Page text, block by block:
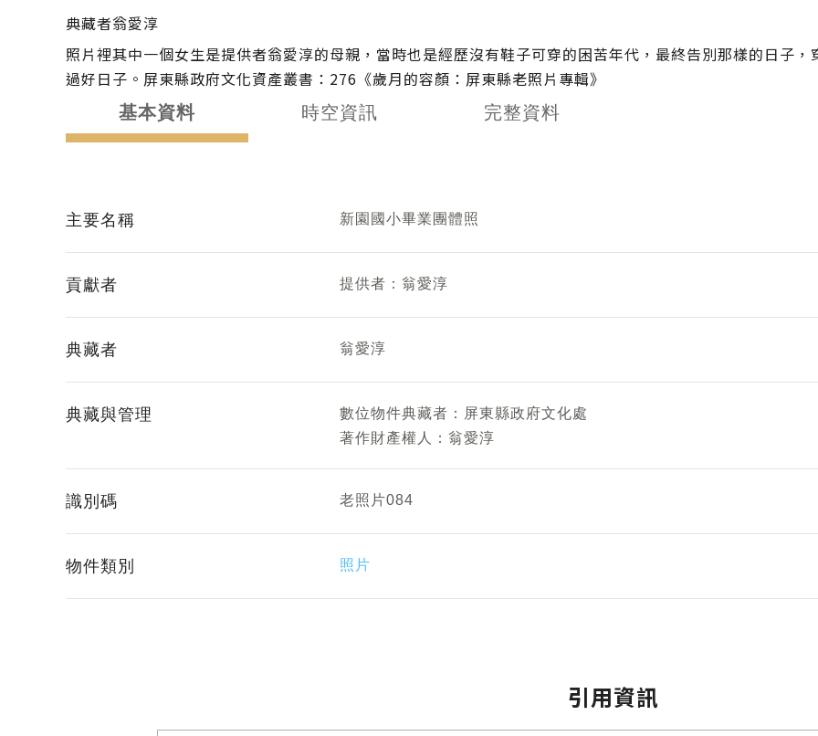
典藏者翁愛淳
照片裡其中一個女生是提供者翁愛淳的母親，當時也是經歷沒有鞋子可穿的困苦年代，最終告別那樣的日子，
過好日子。屏東縣政府文化資產叢書：276《歲月的容顏：屏東縣老照片專輯》
基本資料 時空資訊 完整資料
主要名稱 新園國小畢業團體照
貢獻者 提供者： 翁愛淳
典藏者 翁愛淳
典藏與管理 數位物件典藏者： 屏東縣政府文化處
著作財產權人： 翁愛淳
識別碼 老照片084
物件類別 照片
引用資訊